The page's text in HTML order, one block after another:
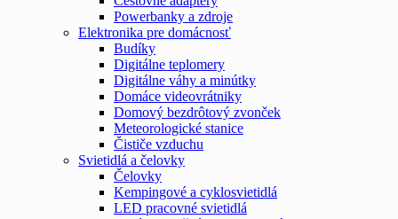
Powerbanky a zdroje
Elektronika pre domácnosť
Budíky
Digitálne teplomery
Digitálne váhy a minútky
Domáce videovrátniky
Domový bezdrôtový zvonček
Meteorologické stanice
Čističe vzduchu
Svietidlá a čelovky
Čelovky
Kempingové a cyklosvietidlá
LED pracovné svietidlá